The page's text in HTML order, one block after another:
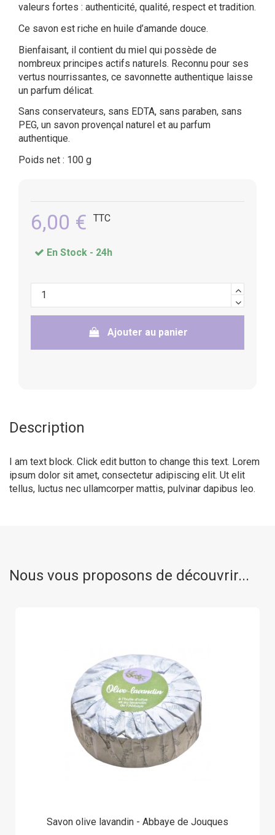
valeurs fortes : authenticité, qualité, respect et tradition.
Ce savon est riche en huile d’amande douce.
Bienfaisant, il contient du miel qui possède de
nombreux principes actifs naturels. Reconnu pour ses
vertus nourrissantes, ce savonnette authentique laisse
un parfum délicat.
Sans conservateurs, sans EDTA, sans paraben, sans
PEG, un savon provençal naturel et au parfum
authentique.
Poids net : 100 g
6,00 € TTC
En Stock - 24h
Ajouter au panier
Description
I am text block. Click edit button to change this text. Lorem
ipsum dolor sit amet, consectetur adipiscing elit. Ut elit
tellus, luctus nec ullamcorper mattis, pulvinar dapibus leo.
Nous vous proposons de découvrir...
Savon olive lavandin - Abbaye de Jouques